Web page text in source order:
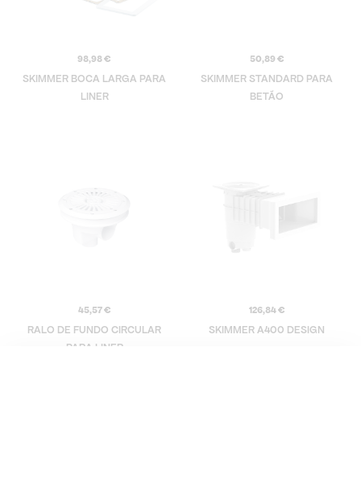
98,98€
SKIMMER BOCA LARGA PARA
LINER
50,89 €
SKIMMER STANDARD PARA
BETÃO
45,57€
RALO DE FUNDO CIRCULAR
PARA LINER
126,84€
SKIMMER A400 DESIGN